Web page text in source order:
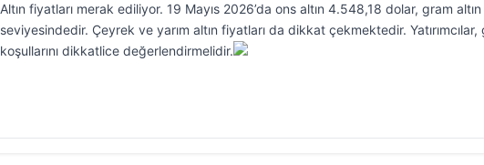
Altın fiyatları merak ediliyor. 19 Mayıs 2026’da ons altın 4.548,18 dolar, gram
seviyesindedir. Çeyrek ve yarım altın fiyatları da dikkat çekmektedir.
koşullarını dikkatlice değerlendirmelidir.